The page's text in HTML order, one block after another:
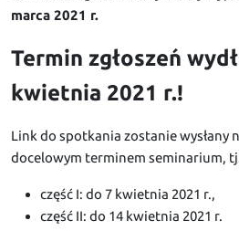
marca 2021 r.
Termin zgłoszeń
kwietnia 2021 r.!
Link do spotkania zostanie wysłany
docelowym terminem seminarium,
część I: do 7 kwietnia 2021 r.,
część II: do 14 kwietnia 2021 r.